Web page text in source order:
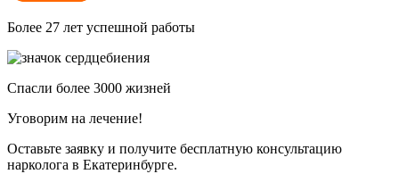
Более 27 лет успешной работы
Спасли более 3000 жизней
Уговорим на лечение!
Оставьте заявку и получите бесплатную консультацию
нарколога в Екатеринбурге.